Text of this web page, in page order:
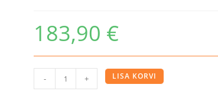
183,90 €
Näriliste
puur
- + LISA KORVI